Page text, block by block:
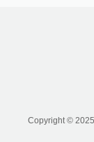
Copyright ©